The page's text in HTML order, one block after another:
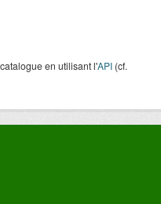
en utilisant l'API (cf.